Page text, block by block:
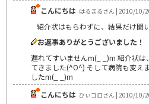
こんにちは はるまるさん | 2010/10/
紹介状はもらわずに、結果だけ聞
お返事ありがとうございました！
遅れてすいませんm(_ _)m 紹介状
てきました(^O^) そして病院も変え
したm(_ _)m
こんにちは ひぃコロさん | 2010/10/